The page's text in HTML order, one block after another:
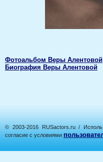
Фотоальбом Веры Алентовой
Биография Веры Алентовой
© 2003-2016 RUSactors.ru /
согласие с условиями